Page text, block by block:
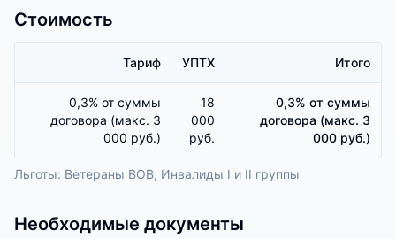
Стоимость
Тариф УПТХ Итого
0,3% от суммы
договора (макс. 3
000 руб.)
18
000
руб.
0,3% от суммы
договора (макс. 3
000 руб.)
Льготы: Ветераны ВОВ, Инвалиды I и II группы
Необходимые документы